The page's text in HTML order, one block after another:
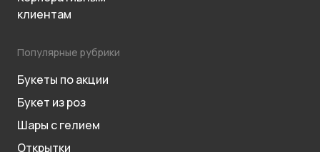
клиентам
Популярные рубрики
Букеты по акции
Букет из роз
Шары с гелием
Открытки